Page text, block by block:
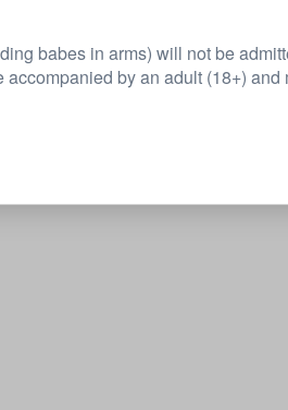
babes in arms) will not be
by an adult (18+) and